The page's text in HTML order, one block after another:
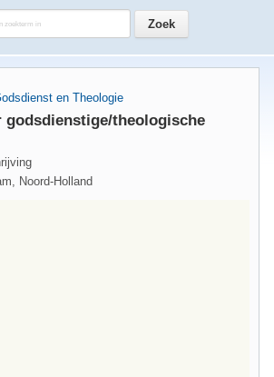
en Theologie
godsdienstige/theologische
Noord-Holland